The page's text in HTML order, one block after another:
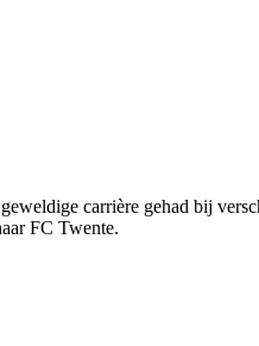
carrière gehad bij
FC Twente.